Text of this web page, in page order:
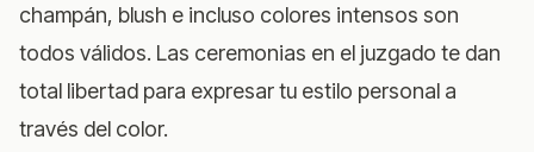
champán, blush e incluso colores intensos son
todos válidos. Las ceremonias en el juzgado te dan
total libertad para expresar tu estilo personal a
través del color.